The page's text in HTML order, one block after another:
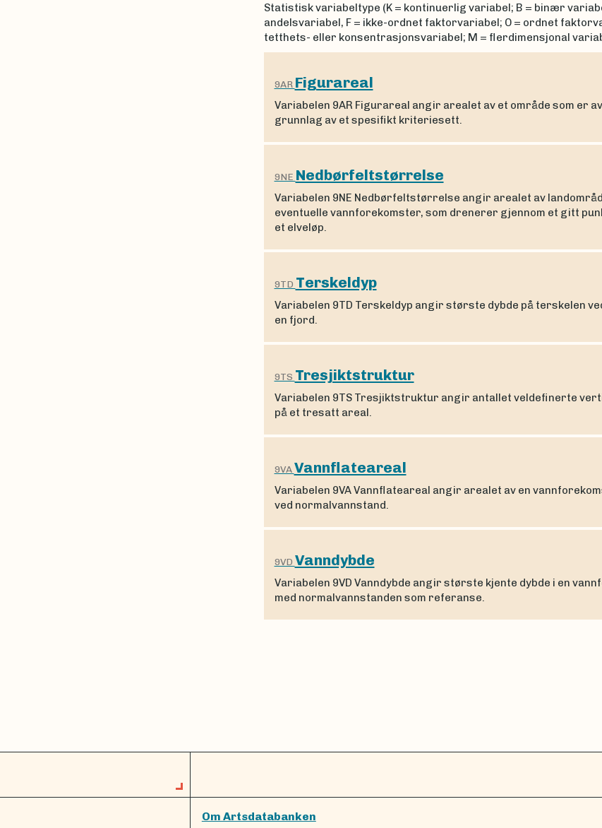
Statistisk variabeltype (K = kontinuerlig variabel; B = binær
andelsvariabel, F = ikke-ordnet faktorvariabel; O = ordnet
tetthets- eller konsentrasjonsvariabel; M = flerdimensjonal
9AR Figurareal
Variabelen 9AR Figurareal angir arealet av et område som er
grunnlag av et spesifikt kriteriesett.
9NE Nedbørfeltstørrelse
Variabelen 9NE Nedbørfeltstørrelse angir arealet av
eventuelle vannforekomster, som drenerer gjennom et gitt
et elveløp.
9TD Terskeldyp
Variabelen 9TD Terskeldyp angir største dybde på terskelen
en fjord.
9TS Tresjiktstruktur
Variabelen 9TS Tresjiktstruktur angir antallet veldefinerte
på et tresatt areal.
9VAVannflateareal
Variabelen 9VA Vannflateareal angir arealet av en
ved normalvannstand.
9VD Vanndybde
Variabelen 9VD Vanndybde angir største kjente dybde i en
med normalvannstanden som referanse.
Om Artsdatabanken